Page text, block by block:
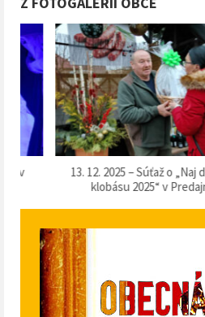
13. 12. 2025 – Súťaž o „Naj domácu
klobásu 2025“ v Predajnej